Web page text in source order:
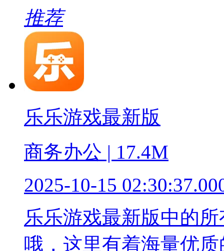
推荐
乐乐游戏最新版
商务办公 | 17.4M
2025-10-15
乐乐游戏最新版中的
哦，这里有着海量优